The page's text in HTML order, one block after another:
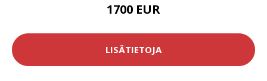
1700 EUR
LISÄTIETOJA